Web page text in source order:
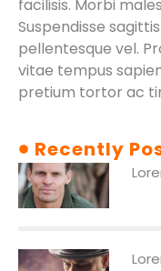
facilisis. Morbi
Suspendisse
pellentesque vel.
vitae tempus
pretium tortor ac
Recently